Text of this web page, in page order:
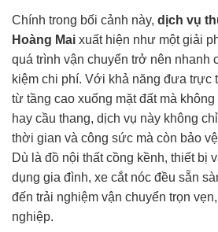
Chính trong bối cảnh này, dịch vụ
Hoàng Mai xuất hiện như một giải
quá trình vận chuyển trở nên nhanh
kiệm chi phí. Với khả năng đưa trực
từ tầng cao xuống mặt đất mà
hay cầu thang, dịch vụ này không
thời gian và công sức mà còn bảo
Dù là đồ nội thất cồng kềnh, thiết bị
dụng gia đình, xe cắt nóc đều sẵn
đến trải nghiệm vận chuyển trọn
nghiệp.